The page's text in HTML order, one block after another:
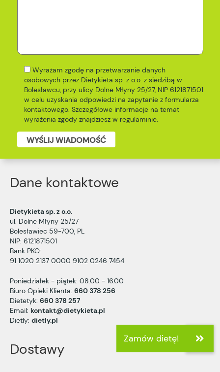
Dane kontaktowe
Dietykieta sp. z o.o.
ul. Dolne Młyny 25/27
Bolesławiec 59-700, PL
NIP: 6121871501
Bank PKO:
91 1020 2137 0000 9102 0246 7454
Poniedziałek - piątek: 08.00 - 16.00
Biuro Opieki Klienta: 660 378 256
Dietetyk: 660 378 257
Email: kontakt@dietykieta.pl
Dietly: dietly.pl
Dostawy
Wyrażam zgodę na przetwarzanie danych
osobowych przez Dietykieta sp. z o.o. z siedzibą w
Bolesławcu, przy ulicy Dolne Młyny 25/27, NIP 6121871501
w celu uzyskania odpowiedzi na zapytanie z formularza
kontaktowego. Szczegółowe informacje na temat
wyrażenia zgody znajdziesz w regulaminie.
WYŚLIJ WIADOMOŚĆ